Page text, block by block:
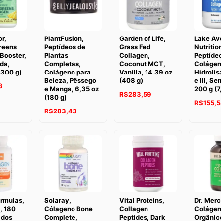
g)
PlantFusion,
Peptídeos de
Plantas
Completas,
Colágeno para
Beleza, Pêssego
e Manga, 6,35 oz
(180 g)
R$283,43
Garden of Life,
Grass Fed
Collagen,
Coconut MCT,
Vanilla, 14.39 oz
(408 g)
R$283,59
Lake
e III,
200 g
R$
180
Solaray,
Cólageno Bone
Complete,
Vital Proteins,
Collagen
Peptides, Dark
Dr.